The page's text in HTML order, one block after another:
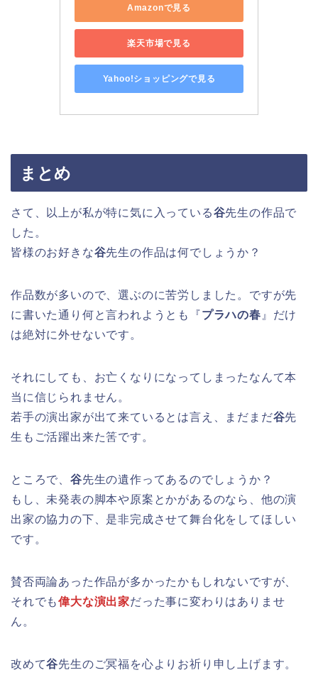
Amazonで見る
楽天市場で見る
Yahoo!ショッピングで見る
まとめ
さて、以上が私が特に気に入っている谷先生の作品で
した。
皆様のお好きな谷先生の作品は何でしょうか？
作品数が多いので、選ぶのに苦労しました。ですが先
に書いた通り何と言われようとも『プラハの春 』だけ
は絶対に外せないです。
それにしても、お亡くなりになってしまったなんて本
当に信じられません。
若手の演出家が出て来ているとは言え、まだまだ谷先
生もご活躍出来た筈です。
ところで、 谷先生の遺作ってあるのでしょうか？
もし、未発表の脚本や原案とかがあるのなら、他の演
出家の協力の下、是非完成させて舞台化をしてほしい
です。
賛否両論あった作品が多かったかもしれないですが、
それでも偉大な演出家だった事に変わりはありませ
ん。
改めて谷先生のご冥福を心よりお祈り申し上げます。